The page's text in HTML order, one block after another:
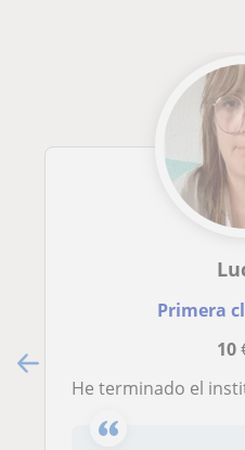
Primera
10
He terminado el instituto y estoy cursando un grado medio, me